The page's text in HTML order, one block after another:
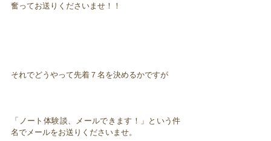
奮ってお送りくださいませ！！
それでどうやって先着７名を決めるかですが
「ノート体験談、メールできます！」という件
名でメールをお送りくださいませ。